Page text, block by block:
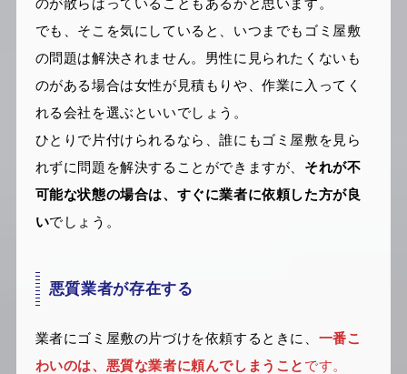
のが散らばっていることもあるかと思います。
でも、そこを気にしていると、いつまでもゴミ屋敷
の問題は解決されません。男性に見られたくないも
のがある場合は女性が見積もりや、作業に入ってく
れる会社を選ぶといいでしょう。
ひとりで片付けられるなら、誰にもゴミ屋敷を見ら
れずに問題を解決することができますが、 それが不
可能な状態の場合は、すぐに業者に依頼した方が良
いでしょう。
悪質業者が存在する
業者にゴミ屋敷の片づけを依頼するときに、 一番こ
わいのは、悪質な業者に頼んでしまうこと です。